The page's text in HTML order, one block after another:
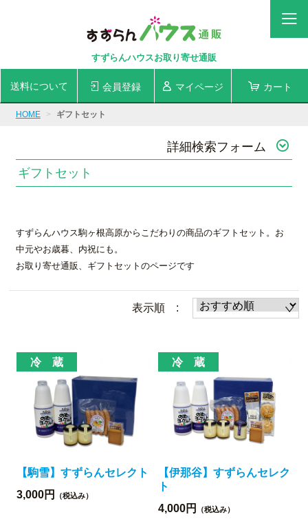
すずらんハウスお取り寄せ通販
送料について 会員登録 マイページ カート
HOME ギフトセット
詳細検索フォーム
ギフトセット
すずらんハウス駒ヶ根高原からこだわりの商品のギフトセット。お
中元やお歳暮、内祝にも。
お取り寄せ通販、ギフトセットのページです
表示順 :
【駒雪】すずらんセレクト
3,000円
（税込み）
【伊那谷】すずらんセレク
ト
4,000円
（税込み）